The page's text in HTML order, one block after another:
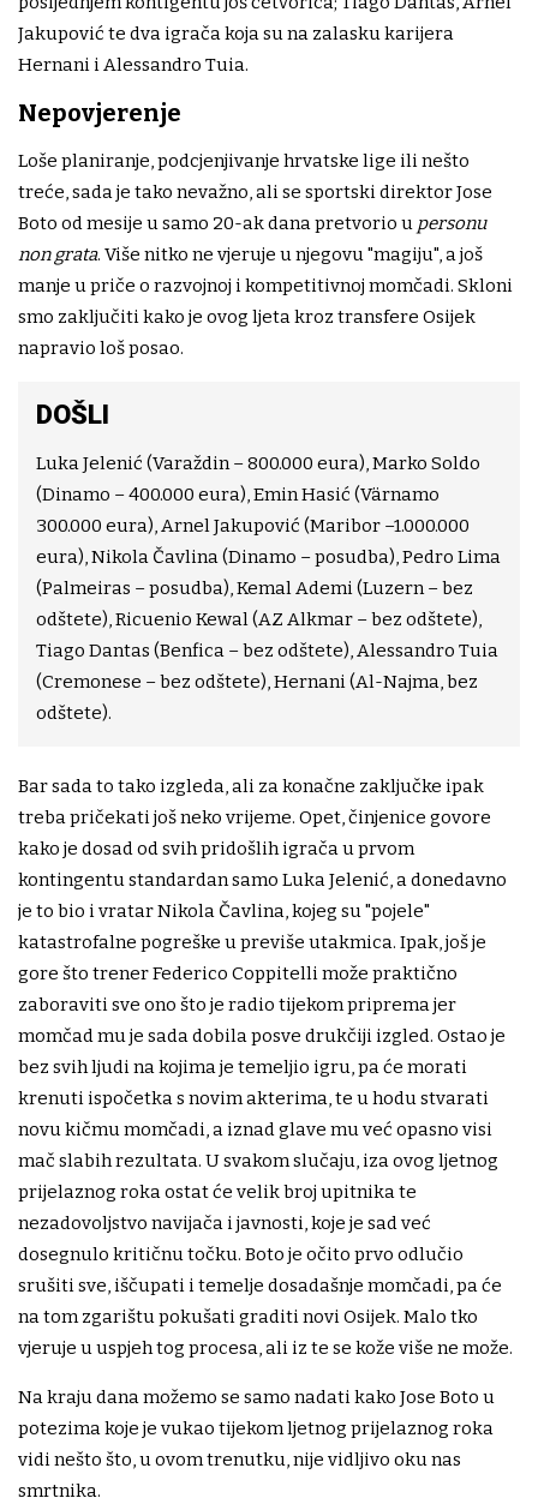
Jakupović te dva igrača koja su na zalasku karijera
Hernani i Alessandro Tuia.
Nepovjerenje
Loše planiranje, podcjenjivanje hrvatske lige ili nešto
treće, sada je tako nevažno, ali se sportski direktor Jose
Boto od mesije u samo 20-ak dana pretvorio u personu
non grata. Više nitko ne vjeruje u njegovu "magiju", a još
manje u priče o razvojnoj i kompetitivnoj momčadi. Skloni
smo zaključiti kako je ovog ljeta kroz transfere Osijek
napravio loš posao.
DOŠLI
Luka Jelenić (Varaždin – 800.000 eura), Marko Soldo
(Dinamo – 400.000 eura), Emin Hasić (Värnamo
300.000 eura), Arnel Jakupović (Maribor –1.000.000
eura), Nikola Čavlina (Dinamo – posudba), Pedro Lima
(Palmeiras – posudba), Kemal Ademi (Luzern – bez
odštete), Ricuenio Kewal (AZ Alkmar – bez odštete),
Tiago Dantas (Benfica – bez odštete), Alessandro Tuia
(Cremonese – bez odštete), Hernani (Al-Najma, bez
odštete).
Bar sada to tako izgleda, ali za konačne zaključke ipak
treba pričekati još neko vrijeme. Opet, činjenice govore
kako je dosad od svih pridošlih igrača u prvom
kontingentu standardan samo Luka Jelenić, a donedavno
je to bio i vratar Nikola Čavlina, kojeg su "pojele"
katastrofalne pogreške u previše utakmica. Ipak, još je
gore što trener Federico Coppitelli može praktično
zaboraviti sve ono što je radio tijekom priprema jer
momčad mu je sada dobila posve drukčiji izgled. Ostao je
bez svih ljudi na kojima je temeljio igru, pa će morati
krenuti ispočetka s novim akterima, te u hodu stvarati
novu kičmu momčadi, a iznad glave mu već opasno visi
mač slabih rezultata. U svakom slučaju, iza ovog ljetnog
prijelaznog roka ostat će velik broj upitnika te
nezadovoljstvo navijača i javnosti, koje je sad već
dosegnulo kritičnu točku. Boto je očito prvo odlučio
srušiti sve, iščupati i temelje dosadašnje momčadi, pa će
na tom zgarištu pokušati graditi novi Osijek. Malo tko
vjeruje u uspjeh tog procesa, ali iz te se kože više ne može.
Na kraju dana možemo se samo nadati kako Jose Boto u
potezima koje je vukao tijekom ljetnog prijelaznog roka
vidi nešto što, u ovom trenutku, nije vidljivo oku nas
smrtnika.